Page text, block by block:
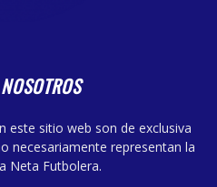
este sitio web son de exclusiva
necesariamente representan la
Neta Futbolera.